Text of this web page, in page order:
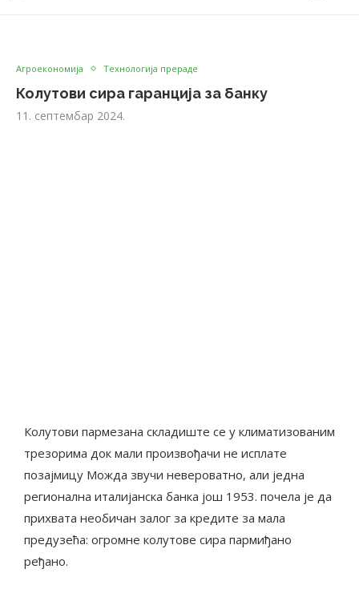
Агроекономија Технологија прераде
Колутови сира гаранција за банку
11. септембар 2024.
Колутови пармезана складиште се у климатизованим
трезорима док мали произвођачи не исплате
позајмицу Можда звучи невероватно, али једна
регионална италијанска банка још 1953. почела је да
прихвата необичан залог за кредите за мала
предузећа: огромне колутове сира пармиђано
ређано.